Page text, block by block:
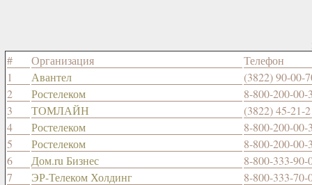
# Организация
Телефон
1
Авантел
(3822) 90-00-
2
Ростелеком
8-800-200-00-
3
ТОМЛАЙН
(3822) 45-21-
4
Ростелеком
8-800-200-00-
5
Ростелеком
8-800-200-00-
6
Дом.ru Бизнес
8-800-333-90-
7
ЭР-Телеком Холдинг
8-800-333-70-